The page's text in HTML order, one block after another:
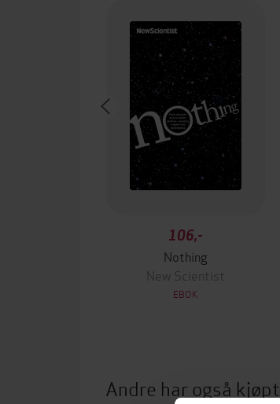
106,-
Nothing
New Scientist
EBOK
Andre har også kjøpt